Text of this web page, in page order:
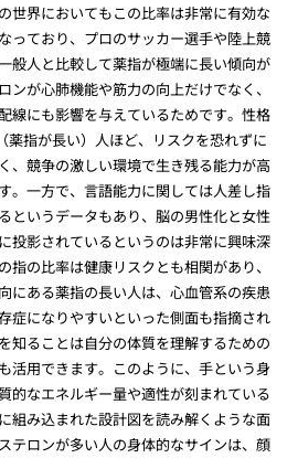
世界においてもこの比率は非常に有効な
っており、プロのサッカー選手や陸上競
般人と比較して薬指が極端に長い傾向が
ンが心肺機能や筋力の向上だけでなく、
線にも影響を与えているためです。性格
薬指が長い）人ほど、リスクを恐れずに
、競争の激しい環境で生き残る能力が高
。一方で、言語能力に関しては人差し指
というデータもあり、脳の男性化と女性
投影されているというのは非常に興味深
指の比率は健康リスクとも相関があり、
にある薬指の長い人は、心血管系の疾患
症になりやすいといった側面も指摘され
知ることは自分の体質を理解するための
活用できます。このように、手という身
的なエネルギー量や適性が刻まれている
組み込まれた設計図を読み解くような面
テロンが多い人の身体的なサインは、顔